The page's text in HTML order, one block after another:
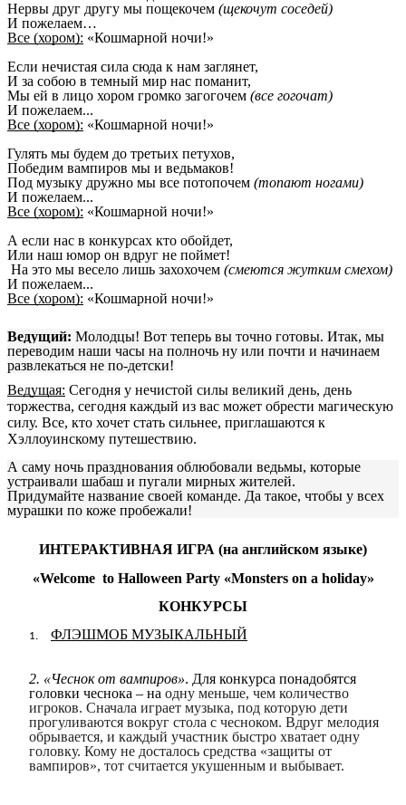
Нервы друг другу мы пощекочем (щекочут соседей)
И пожелаем…
Все (хором): «Кошмарной ночи!»
Если нечистая сила сюда к нам заглянет,
И за собою в темный мир нас поманит,
Мы ей в лицо хором громко загогочем (все гогочат)
И пожелаем...
Все (хором): «Кошмарной ночи!»
Гулять мы будем до третьих петухов,
Победим вампиров мы и ведьмаков!
Под музыку дружно мы все потопочем (топают ногами)
И пожелаем...
Все (хором): «Кошмарной ночи!»
А если нас в конкурсах кто обойдет,
Или наш юмор он вдруг не поймет!
На это мы весело лишь захохочем (смеются жутким смехом)
И пожелаем...
Все (хором): «Кошмарной ночи!»
Ведущий: Молодцы! Вот теперь вы точно готовы. Итак, мы
переводим наши часы на полночь ну или почти и начинаем
развлекаться не по-детски!
Ведущая: Сегодня у нечистой силы великий день, день
торжества, сегодня каждый из вас может обрести магическую
силу. Все, кто хочет стать сильнее, приглашаются к
Хэллоуинскому путешествию.
А саму ночь празднования облюбовали ведьмы, которые
устраивали шабаш и пугали мирных жителей.
Придумайте название своей команде. Да такое, чтобы у всех
мурашки по коже пробежали!
ИНТЕРАКТИВНАЯ ИГРА (на английском языке)
«Welcome to Halloween Party «Monsters on a holiday»
КОНКУРСЫ
ФЛЭШМОБ МУЗЫКАЛЬНЫЙ
2. «Чеснок от вампиров». Для конкурса понадобятся
головки чеснока – на одну меньше, чем количество
игроков. Сначала играет музыка, под которую дети
прогуливаются вокруг стола с чесноком. Вдруг мелодия
обрывается, и каждый участник быстро хватает одну
головку. Кому не досталось средства «защиты от
вампиров», тот считается укушенным и выбывает.